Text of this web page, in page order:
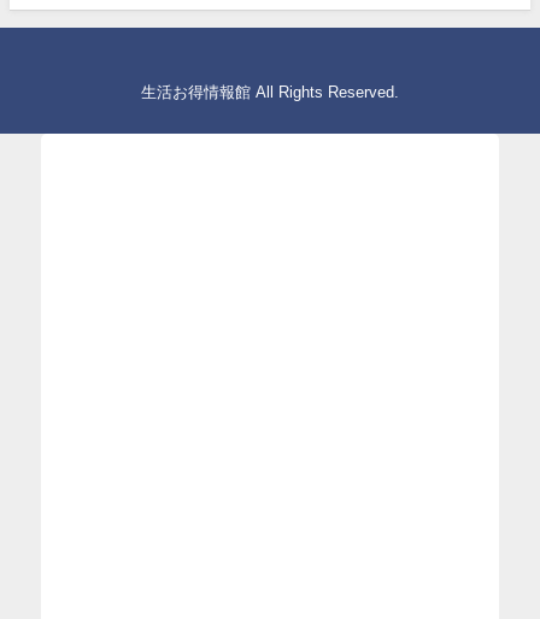
生活お得情報館 All Rights Reserved.